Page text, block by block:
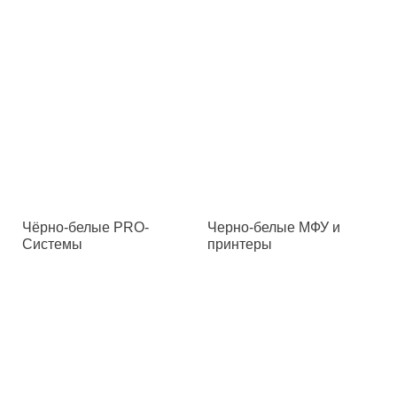
Чёрно-белые PRO-
Системы
Черно-белые МФУ и
принтеры